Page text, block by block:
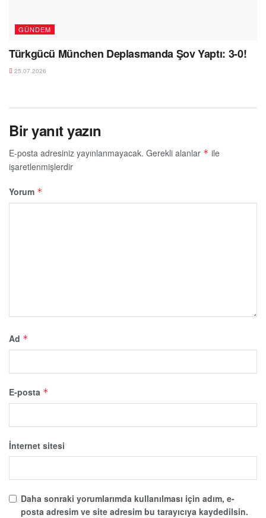
GÜNDEM
Türkgücü München Deplasmanda Şov Yaptı: 3-0!
25.07.2026
Bir yanıt yazın
E-posta adresiniz yayınlanmayacak. Gerekli alanlar * ile
işaretlenmişlerdir
Yorum *
Ad *
E-posta *
İnternet sitesi
Daha sonraki yorumlarımda kullanılması için adım, e-
posta adresim ve site adresim bu tarayıcıya kaydedilsin.